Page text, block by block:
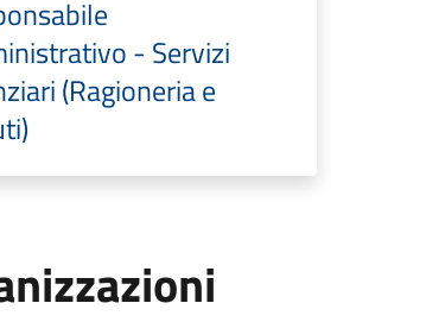
- Servizi
(Ragioneria e